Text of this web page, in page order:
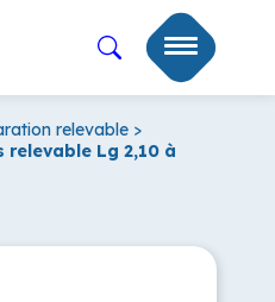
relevable >
Lg 2,10 à